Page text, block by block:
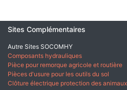
Sites Complémentaires
Autre Sites SOCOMHY
Composants hydrauliques
Pièce pour remorque agricole et routière
Pièces d'usure pour les outils du sol
Clôture électrique protection des animaux